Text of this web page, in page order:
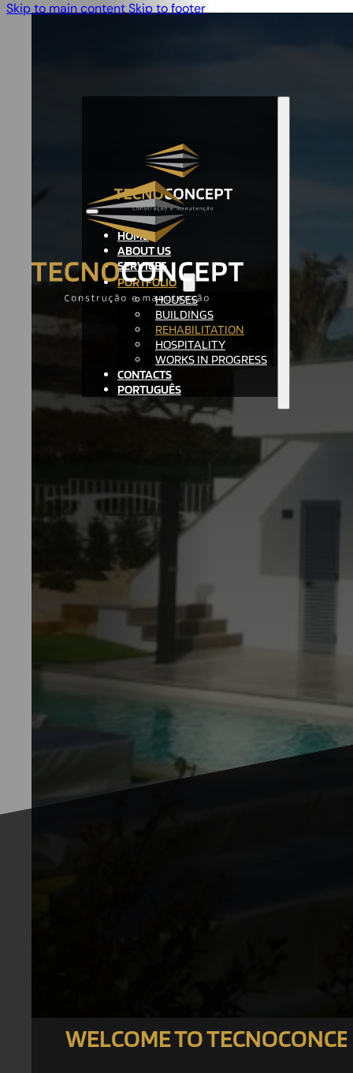
Skip to main contentSkip to footer
HOME
ABOUT US
SERVICES
PORTFOLIO
HOUSES
BUILDINGS
REHABILITATION
HOSPITALITY
WORKS IN PROGRESS
CONTACTS
PORTUGUÊS
WELCOME TO